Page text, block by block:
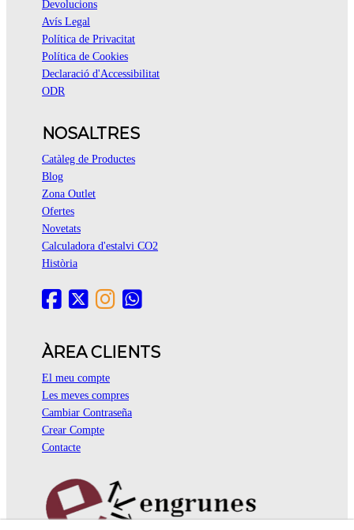
Devolucions
Avís Legal
Política de Privacitat
Política de Cookies
Declaració d'Accessibilitat
ODR
NOSALTRES
Catàleg de Productes
Blog
Zona Outlet
Ofertes
Novetats
Calculadora d'estalvi CO2
Història
ÀREA CLIENTS
El meu compte
Les meves compres
Cambiar Contraseña
Crear Compte
Contacte